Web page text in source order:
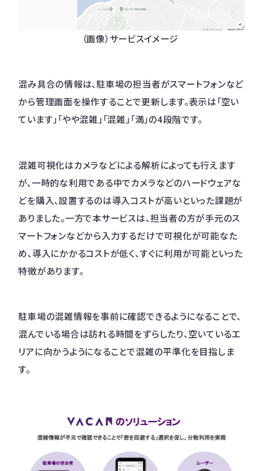
（画像）サービスイメージ
混み具合の情報は、駐車場の担当者がスマートフォンなど
から管理画面を操作することで更新します。表示は「空い
ています」「やや混雑」「混雑」「満」の4段階です。
混雑可視化はカメラなどによる解析によっても行えます
が、一時的な利用である中でカメラなどのハードウェアな
どを購入、設置するのは導入コストが高いといった課題が
ありました。一方で本サービスは、担当者の方が手元のス
マートフォンなどから入力するだけで可視化が可能なた
め、導入にかかるコストが低く、すぐに利用が可能といった
特徴があります。
駐車場の混雑情報を事前に確認できるようになることで、
混んでいる場合は訪れる時間をずらしたり、空いているエ
リアに向かうようになることで混雑の平準化を目指しま
す。